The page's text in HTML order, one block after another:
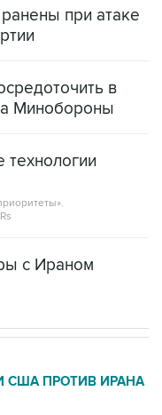
при атаке
в
Минобороны
технологии
с Ираном
США ПРОТИВ ИРАНА